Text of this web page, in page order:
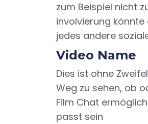
zum Beispiel nicht
involvierung
jedes andere
Video Name
Dies ist ohne
Weg zu sehen, ob
Film Chat
passt sein